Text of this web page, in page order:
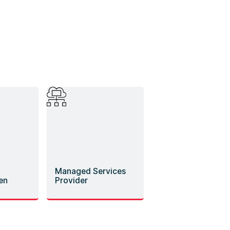
und
Managed Services
Provider
Reibungsloser Einstieg